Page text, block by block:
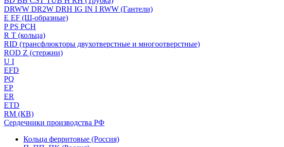
DRWW DR2W DRH IG IN I RWW (Гантели)
E EF (Ш-образные)
P PS PCH
R T (кольца)
RID (трансфлюкторы двухотверстные и многоотверстные)
ROD Z (стержни)
U I
EFD
PQ
EP
ER
ETD
RM (КВ)
Сердечники производства РФ
Кольца ферритовые (Россия)